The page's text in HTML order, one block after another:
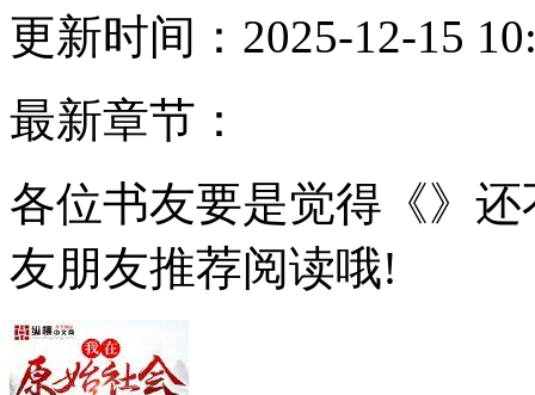
更新时间：2025-12-15
最新章节：
各位书友要是觉得《》
友朋友推荐阅读哦!